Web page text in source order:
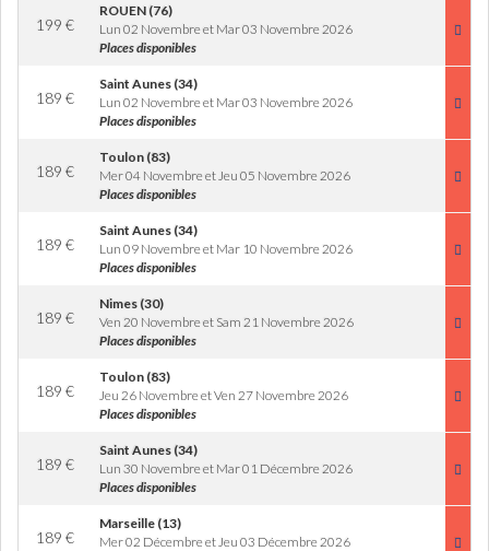
199 €
ROUEN (76)
Lun 02 Novembre et Mar 03 Novembre 2026
Places disponibles
189 €
Saint Aunes (34)
Lun 02 Novembre et Mar 03 Novembre 2026
Places disponibles
189 €
Toulon (83)
Mer 04 Novembre et Jeu 05 Novembre 2026
Places disponibles
189 €
Saint Aunes (34)
Lun 09 Novembre et Mar 10 Novembre 2026
Places disponibles
189 €
Nimes (30)
Ven 20 Novembre et Sam 21 Novembre 2026
Places disponibles
189 €
Toulon (83)
Jeu 26 Novembre et Ven 27 Novembre 2026
Places disponibles
189 €
Saint Aunes (34)
Lun 30 Novembre et Mar 01 Décembre 2026
Places disponibles
189 €
Marseille (13)
Mer 02 Décembre et Jeu 03 Décembre 2026